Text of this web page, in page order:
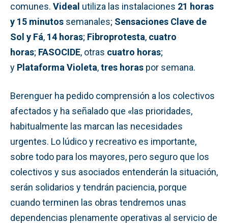
comunes. Videal utiliza las instalaciones 21 horas
y 15 minutos semanales; Sensaciones Clave de
Sol y Fá, 14 horas; Fibroprotesta, cuatro
horas; FASOCIDE, otras cuatro horas;
y Plataforma Violeta,tres horas por semana.
Berenguer ha pedido comprensión a los colectivos
afectados y ha señalado que «las prioridades,
habitualmente las marcan las necesidades
urgentes. Lo lúdico y recreativo es importante,
sobre todo para los mayores, pero seguro que los
colectivos y sus asociados entenderán la situación,
serán solidarios y tendrán paciencia, porque
cuando terminen las obras tendremos unas
dependencias plenamente operativas al servicio de